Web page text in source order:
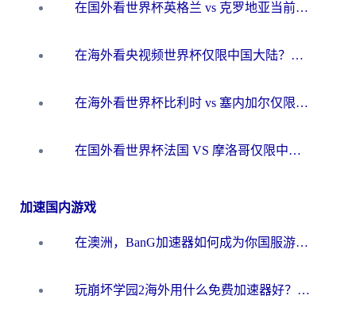
在国外看世界杯英格兰 vs 克罗地亚当前地区不可播放？这篇指南帮你搞定所有海外观赛难题
在海外看央视频世界杯仅限中国大陆？这篇指南帮你解锁中文解说+无卡顿直播
在海外看世界杯比利时 vs 塞内加尔仅限中国大陆？我找到了最流畅的中文解说之路
在国外看世界杯法国 VS 摩洛哥仅限中国大陆？海外党这样看中文解说赛事不卡顿
加速国内游戏
在澳洲，BanG加速器如何成为你国服游戏的“时光机”？
玩崩坏学园2海外用什么免费加速器好？2026海外党亲测国服游戏加速指南